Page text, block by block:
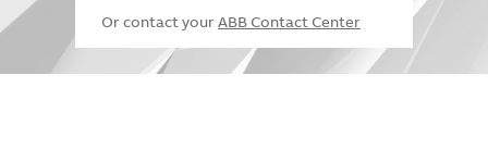
Or contact your ABB Contact Center